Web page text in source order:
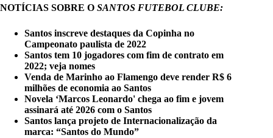
NOTÍCIAS SOBRE O SANTOS FUTEBOL CLUBE:
Santos inscreve destaques da Copinha no
Campeonato paulista de 2022
Santos tem 10 jogadores com fim de contrato em
2022; veja nomes
Venda de Marinho ao Flamengo deve render R$ 6
milhões de economia ao Santos
Novela ‘Marcos Leonardo' chega ao fim e jovem
assinará até 2026 com o Santos
Santos lança projeto de Internacionalização da
marca: “Santos do Mundo”